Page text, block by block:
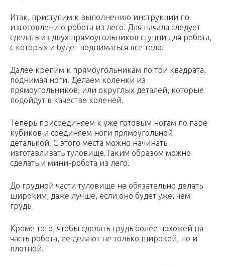
Итак, приступим к выполнению инструкции по
изготовлению робота из лего. Для начала следует
сделать из двух прямоугольников ступни для робота,
с которых и будет подниматься все тело.
Далее крепим к прямоугольникам по три квадрата,
поднимая ноги. Делаем коленки из
прямоугольников, или округлых деталей, которые
подойдут в качестве коленей.
Теперь присоединяем к уже готовым ногам по паре
кубиков и соединяем ноги прямоугольной
деталькой. С этого места можно начинать
изготавливать туловище.Таким образом можно
сделать и мини-робота из лего.
До грудной части туловище не обязательно делать
широким, даже лучше, если оно будет уже, чем
грудь.
Кроме того, чтобы сделать грудь более похожей на
часть робота, ее делают не только широкой, но и
плотной.